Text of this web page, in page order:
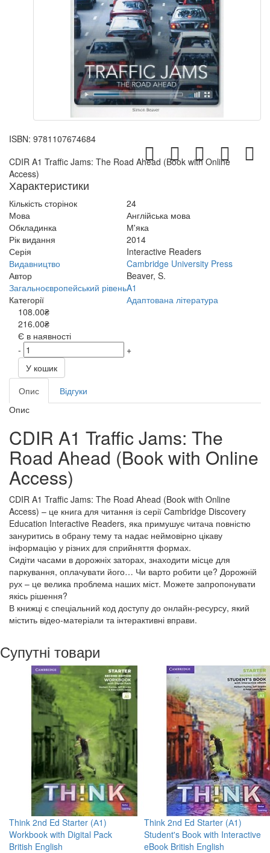
ISBN: 9781107674684
CDIR A1 Traffic Jams: The Road Ahead (Book with Online
Access)
Характеристики
Кількість сторінок
24
Мова
Англійська мова
Обкладинка
М'яка
Рік видання
2014
Серія
Interactive Readers
Видавництво
Cambridge University Press
Автор
Beaver, S.
Загальноєвропейський рівеньA1
Категорії
Адаптована література
108.00₴
216.00₴
Є в наявності
-
+
У кошик
Опис
Відгуки
Опис
CDIR A1 Traffic Jams: The
Road Ahead (Book with Online
Access)
CDIR A1 Traffic Jams: The Road Ahead (Book with Online
Access) – це книга для читання із серії Cambridge Discovery
Education Interactive Readers, яка примушує читача повністю
зануритись в обрану тему та надає неймовірно цікаву
інформацію у різних для сприйняття формах.
Сидіти часами в дорожніх заторах, знаходити місце для
паркування, оплачувати його… Чи варто робити це? Дорожній
рух – це велика проблема наших міст. Можете запропонувати
якісь рішення?
В книжці є спеціальний код доступу до онлайн-ресурсу, який
містить відео-матеріали та інтерактивні вправи.
Супутні товари
Think 2nd Ed Starter (А1)
Workbook with Digital Pack
British English
Think 2nd Ed Starter (А1)
Student's Book with Interactive
eBook British English